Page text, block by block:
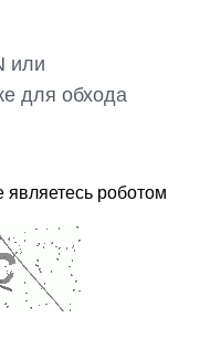
или
для обхода
роботом